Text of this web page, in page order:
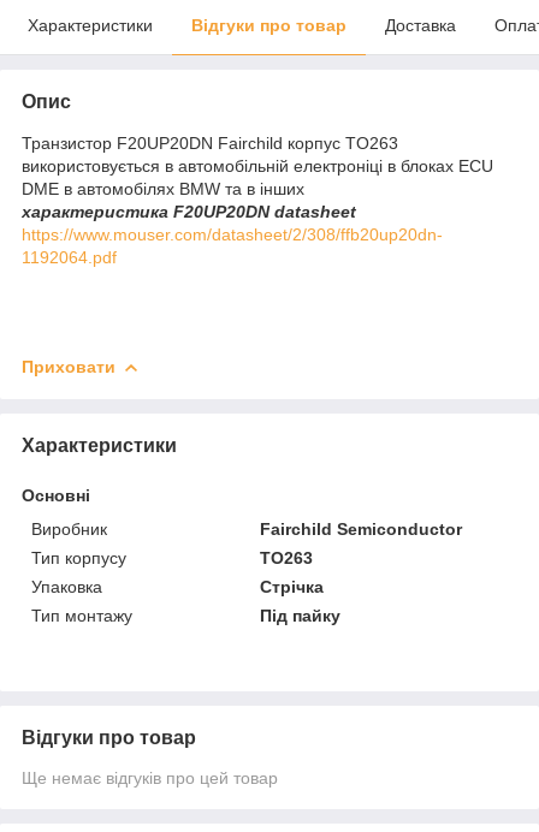
Характеристики Відгуки про товар Доставка
Опис
Транзистор F20UP20DN Fairchild корпус TO263
використовується в автомобільній електроніці в блоках ECU
DME в автомобілях BMW та в інших
характеристика F20UP20DN datasheet
https://www.mouser.com/datasheet/2/308/ffb20up20dn-
1192064.pdf
Приховати
Характеристики
Основні
Виробник
Fairchild Semiconductor
Тип корпусу
TO263
Упаковка
Стрічка
Тип монтажу
Під пайку
Відгуки про товар
Ще немає відгуків про цей товар